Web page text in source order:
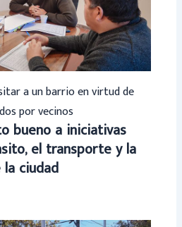
a un barrio en virtud de
por vecinos
bueno a iniciativas
el transporte y la
ciudad